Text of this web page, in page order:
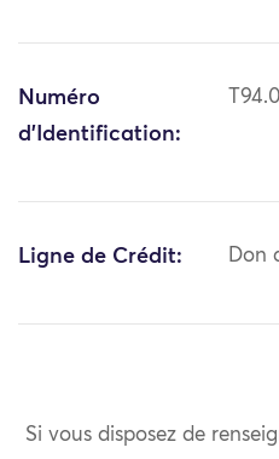
Numéro
d'Identification:
Ligne de Crédit: Don
Si vous disposez de